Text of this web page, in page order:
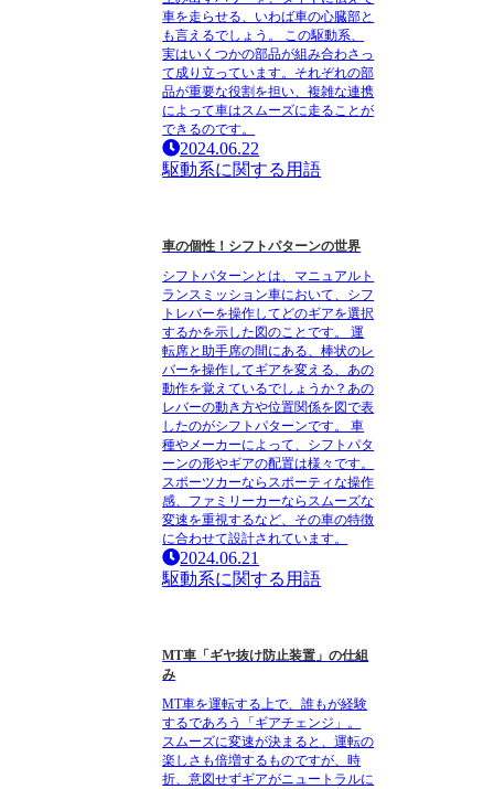
車を走らせる、いわば車の心臓部と
も言えるでしょう。 この駆動系、
実はいくつかの部品が組み合わさっ
て成り立っています。それぞれの部
品が重要な役割を担い、複雑な連携
によって車はスムーズに走ることが
できるのです。
2024.06.22
駆動系に関する用語
車の個性！シフトパターンの世界
シフトパターンとは、マニュアルト
ランスミッション車において、シフ
トレバーを操作してどのギアを選択
するかを示した図のことです。 運
転席と助手席の間にある、棒状のレ
バーを操作してギアを変える、あの
動作を覚えているでしょうか？あの
レバーの動き方や位置関係を図で表
したのがシフトパターンです。 車
種やメーカーによって、シフトパタ
ーンの形やギアの配置は様々です。
スポーツカーならスポーティな操作
感、ファミリーカーならスムーズな
変速を重視するなど、その車の特徴
に合わせて設計されています。
2024.06.21
駆動系に関する用語
MT車「ギヤ抜け防止装置」の仕組
み
MT車を運転する上で、誰もが経験
するであろう「ギアチェンジ」。
スムーズに変速が決まると、運転の
楽しさも倍増するものですが、時
折、意図せずギアがニュートラルに